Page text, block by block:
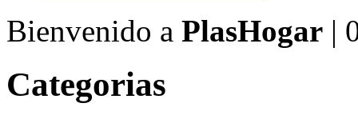
Bienvenido a PlasHogar |
Categorias